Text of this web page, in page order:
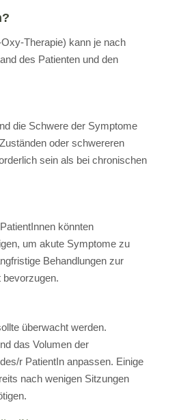
Therapie) kann je nach
des Patienten und den
die Schwere der Symptome
oder schwereren
sein als bei chronischen
könnten
um akute Symptome zu
Behandlungen zur
bevorzugen.
überwacht werden.
das Volumen der
r PatientIn anpassen. Einige
nach wenigen Sitzungen